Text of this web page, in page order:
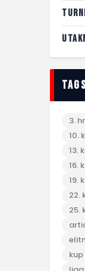
tags
3.
10.
13.
16.
19.
22.
25.